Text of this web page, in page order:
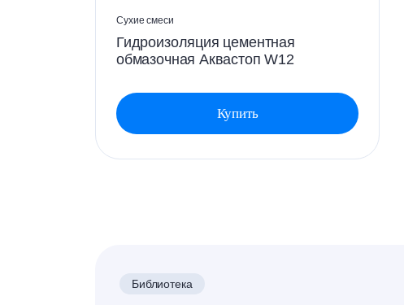
Сухие смеси
Гидроизоляция цементная
обмазочная Аквастоп W12
Купить
Библиотека